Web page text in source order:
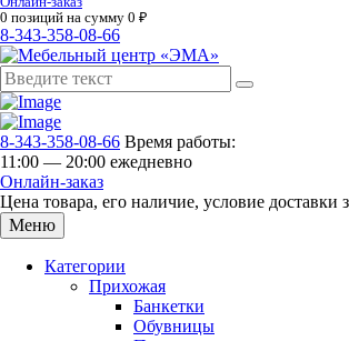
0 позиций на сумму 0 ₽
8-343-358-08-66
8-343-358-08-66 Время работы:
11:00 — 20:00 ежедневно
Онлайн-заказ
Цена товара, его наличие, условие
Меню
Категории
Прихожая
Банкетки
Обувницы